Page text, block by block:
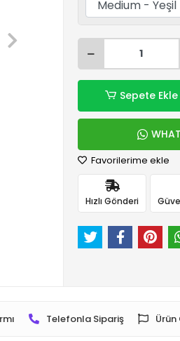
Sepete Ekle
Favorilerime ekle
Hızlı Gönderi
Telefonla Sipariş Ürün